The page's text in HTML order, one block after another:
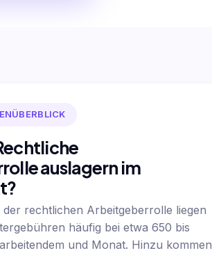
auslagern im
der rechtlichen Arbeitgeberrolle liegen
häufig bei etwa 650 bis
und Monat. Hinzu kommen